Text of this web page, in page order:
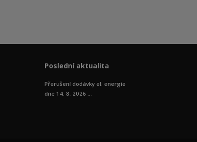
Poslední aktualita
Přerušení dodávky el. energie
dne 14. 8. 2026 ...